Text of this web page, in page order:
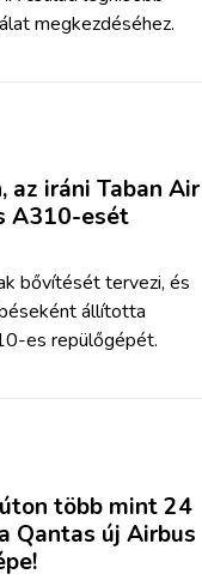
megkezdéséhez.
az iráni Taban Air
A310-esét
bővítését tervezi, és
állította
es repülőgépét.
több mint 24
Qantas új Airbus